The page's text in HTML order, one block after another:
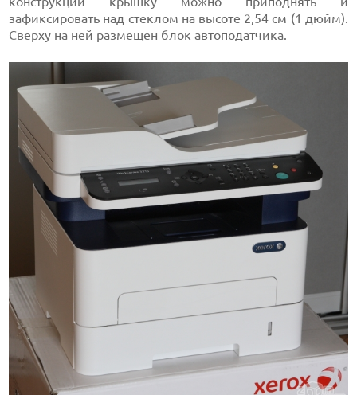
зафиксировать над стеклом на высоте 2,54 см (1 дюйм).
Сверху на ней размещен блок автоподатчика.